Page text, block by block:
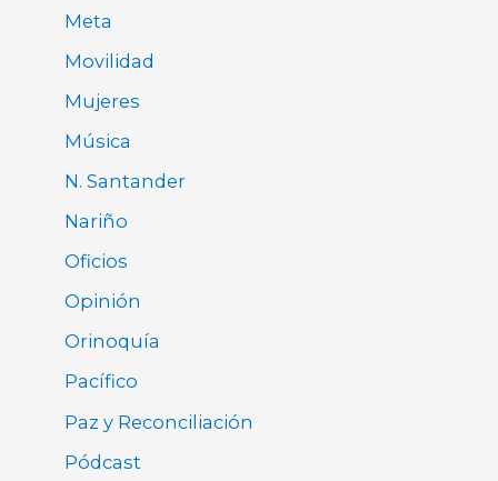
Meta
Movilidad
Mujeres
Música
N. Santander
Nariño
Oficios
Opinión
Orinoquía
Pacífico
Paz y Reconciliación
Pódcast